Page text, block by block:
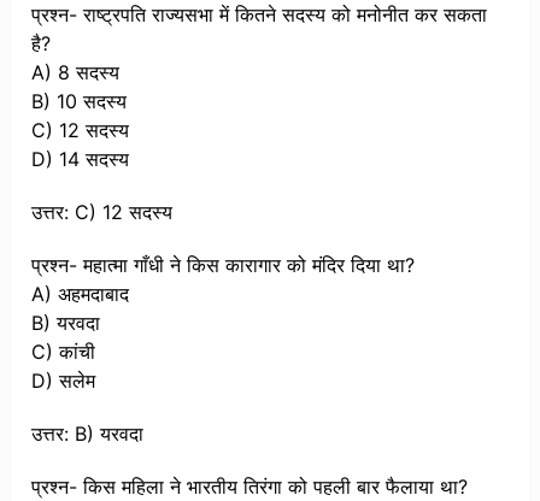
प्रश्न- राष्ट्रपति राज्यसभा में कितने सदस्य को मनोनीत कर सकता
है?
A) 8 सदस्य
B) 10 सदस्य
C) 12 सदस्य
D) 14 सदस्य
उत्तर: C) 12 सदस्य
प्रश्न- महात्मा गाँधी ने किस कारागार को मंदिर दिया था?
A) अहमदाबाद
B) यरवदा
C) कांची
D) सलेम
उत्तर: B) यरवदा
प्रश्न- किस महिला ने भारतीय तिरंगा को पहली बार फैलाया था?